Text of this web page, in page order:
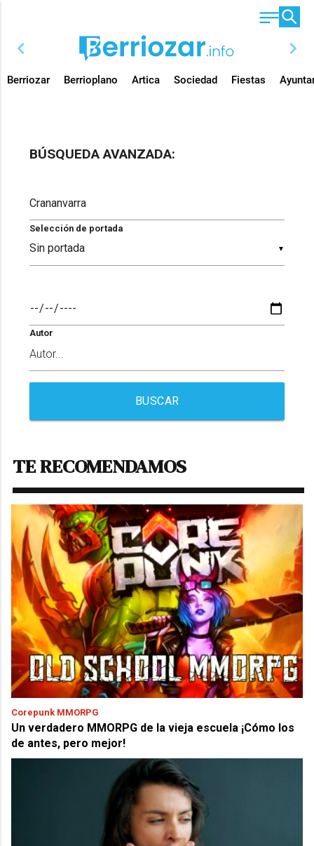
chevron_left chevron_right
Berriozar Berrioplano Artica Sociedad Fiestas
BÚSQUEDA AVANZADA:
▼
Selección de portada
Autor
BUSCAR
TE RECOMENDAMOS
Corepunk MMORPG
Un verdadero MMORPG de la vieja escuela ¡Cómo los
de antes, pero mejor!